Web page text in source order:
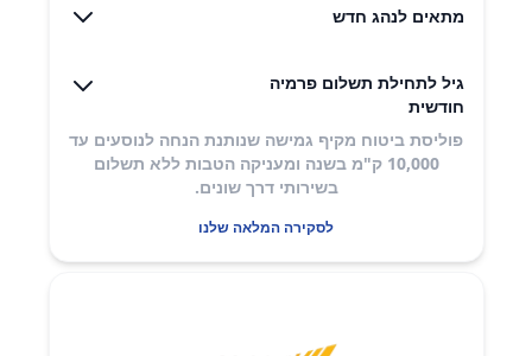
מתאים לנהג חדש
גיל לתחילת תשלום פרמיה
חודשית
פוליסת ביטוח מקיף גמישה שנותנת הנחה לנוסעים עד
10,000 ק"מ בשנה ומעניקה הטבות ללא תשלום
בשירותי דרך שונים​.
לסקירה המלאה שלנו